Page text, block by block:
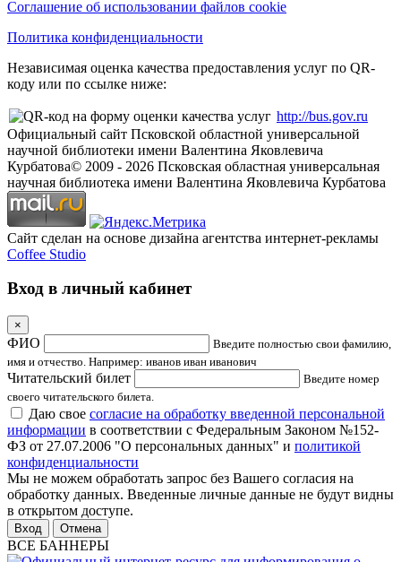
Соглашение об использовании файлов cookie
Политика конфиденциальности
Независимая оценка качества предоставления услуг по QR-
коду или по ссылке ниже:
http://bus.gov.ru
Официальный сайт Псковской областной универсальной
научной библиотеки имени Валентина Яковлевича
Курбатова© 2009 - 2026 Псковская областная универсальная
научная библиотека имени Валентина Яковлевича Курбатова
Сайт сделан на основе дизайна агентства интернет-рекламы
Coffee Studio
Вход в личный кабинет
×
ФИО
Введите полностью свои фамилию,
имя и отчество. Например: иванов иван иванович
Читательский билет
Введите номер
своего читательского билета.
Даю свое согласие на обработку введенной персональной
информации в соответствии с Федеральным Законом №152-
ФЗ от 27.07.2006 "О персональных данных" и политикой
конфиденциальности
Мы не можем обработать запрос без Вашего согласия на
обработку данных. Введенные личные данные не будут видны
в открытом доступе.
Отмена
ВСЕ БАННЕРЫ